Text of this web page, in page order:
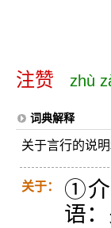
注赞 zhù
词典解释
关于言行的说明
关于：
①介
语